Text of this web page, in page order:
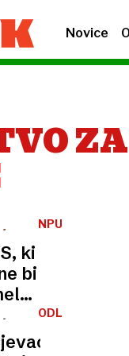
Novice
ZA
NPU
ki
bi
ODLOČBE